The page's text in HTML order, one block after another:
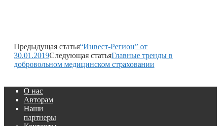
Предыдущая статья“Инвест-Регион” от
30.01.2019Следующая статьяГлавные тренды в
добровольном медицинском страховании
О нас
Авторам
Наши
партнеры